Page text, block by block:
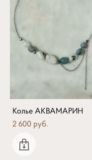
Колье АКВАМАРИН
2 600 pуб.